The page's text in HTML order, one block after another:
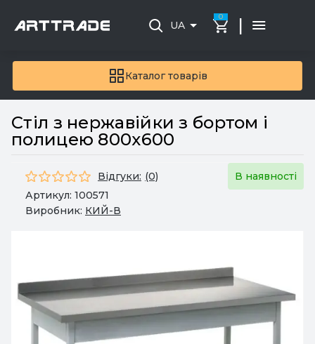
Каталог товарів
UA
0 |
Стіл з нержавійки з бортом і
полицею 800x600
Відгуки: (0)
В наявності
Артикул: 100571
Виробник: КИЙ-В